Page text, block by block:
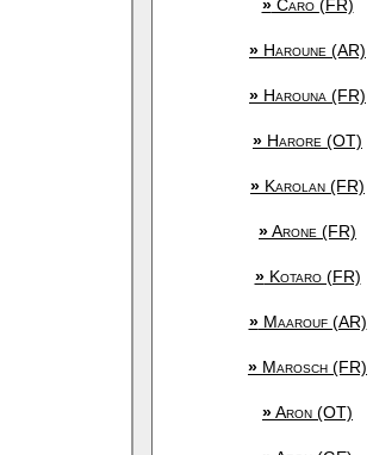
»Caro (FR)
» Haroune (AR)
» Harouna (FR)
» Harore (OT)
» Karolan (FR)
»Arone (FR)
»Kotaro (FR)
»Maarouf (AR)
» Marosch (FR)
»Aron (OT)